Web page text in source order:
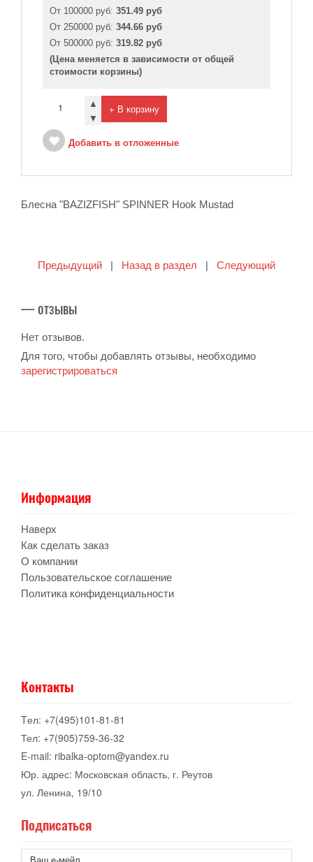
От 100000 руб: 351.49 руб
От 250000 руб: 344.66 руб
От 500000 руб: 319.82 руб
(Цена меняется в зависимости от общей
стоимости корзины)
▲
▼
+ В корзину
Добавить в отложенные
Блесна "BAZIZFISH" SPINNER Hook Mustad
Предыдущий | Назад в раздел | Следующий
— отзывы
Нет отзывов.
Для того, чтобы добавлять отзывы, необходимо
зарегистрироваться
Информация
Наверх
Как сделать заказ
О компании
Пользовательское соглашение
Политика конфиденциальности
Контакты
Tел: +7(495)101-81-81
Тел: +7(905)759-36-32
E-mail: ribalka-optom@yandex.ru
Юр. адрес: Московская область, г. Реутов
ул. Ленина, 19/10
Подписаться